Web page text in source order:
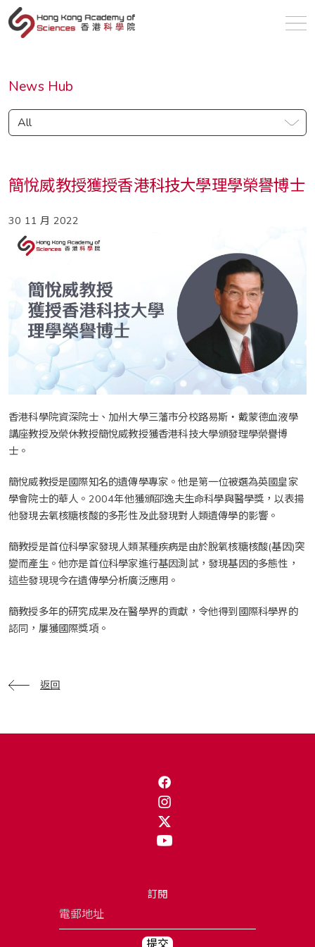
News Hub
All
簡悅威教授獲授香港科技大學理學榮譽博士
30 11 月 2022
香港科學院資深院士、加州大學三藩市分校路易斯‧戴蒙德血液學
講座教授及榮休教授簡悅威教授獲香港科技大學頒發理學榮譽博
士。
簡悅威教授是國際知名的遺傳學專家。他是第一位被選為英國皇家
學會院士的華人。2004年他獲頒邵逸夫生命科學與醫學獎，以表揚
他發現去氧核糖核酸的多形性及此發現對人類遺傳學的影響。
簡教授是首位科學家發現人類某種疾病是由於脫氧核糖核酸(基因)突
變而產生。他亦是首位科學家進行基因測試，發現基因的多態性，
這些發現現今在遺傳學分析廣泛應用。
簡教授多年的研究成果及在醫學界的貢獻，令他得到國際科學界的
認同，屢獲國際獎項。
返回
訂閱